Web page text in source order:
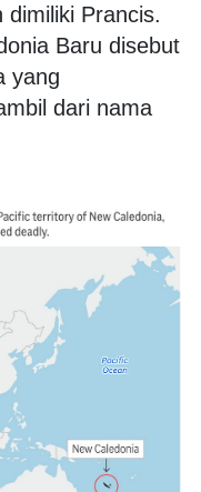
dimiliki Prancis.
Baru disebut
yang
dari nama